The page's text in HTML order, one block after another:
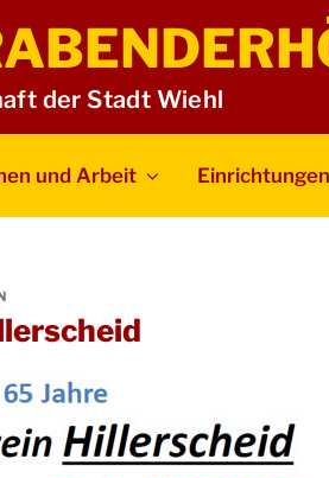
der Stadt Wiehl
und Arbeit Einrichtungen